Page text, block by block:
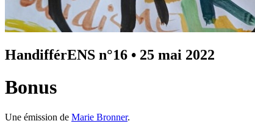
HandifférENS n°16 • 25 mai 2022
Bonus
Une émission de Marie Bronner.